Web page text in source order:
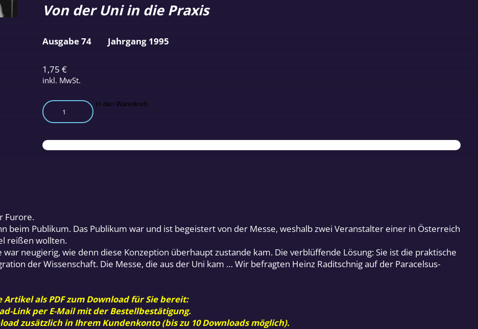
1,75 €
inkl. MwSt.
Von der Uni in die Praxis
Das
Messe-
das
an
In den Warenkorb
Ausgabe 74 Jahrgang 1995
Furore.
beim Publikum. Das Publikum war und ist begeistert von der Messe, weshalb zwei Veranstalter einer in Österreich
reißen wollten.
neugierig, wie denn diese Konzeption überhaupt zustande kam. Die verblüffende Lösung: Sie ist die praktische
der Wissenschaft. Die Messe, die aus der Uni kam … Wir befragten Heinz Raditschnig auf der Paracelsus-
als PDF zum Download für Sie bereit:
Link per E-Mail mit der Bestellbestätigung.
zusätzlich in Ihrem Kundenkonto (bis zu 10 Downloads möglich).